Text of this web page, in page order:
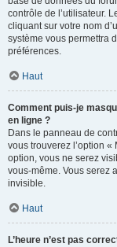
contrôle de l’utilisateur.
cliquant sur votre nom
système vous permettra
préférences.
Haut
Comment puis-je
en ligne ?
Dans le panneau de
vous trouverez l’option
option, vous ne serez
vous-même. Vous serez
invisible.
Haut
L’heure n’est pas